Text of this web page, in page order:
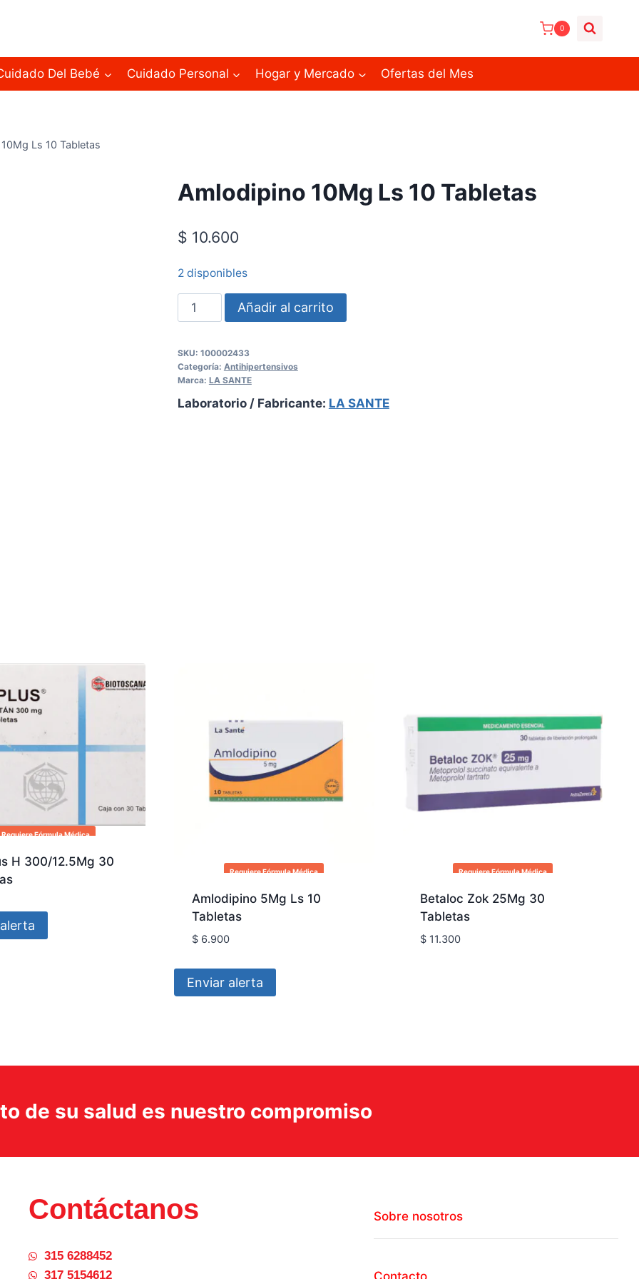
0
Del Bebé Cuidado Personal Hogar y Mercado Ofertas del Mes
Ls 10 Tabletas
Amlodipino 10Mg Ls 10 Tabletas
$ 10.600
2 disponibles
Añadir al carrito
SKU: 100002433
Categoría: Antihipertensivos
Marca: LA SANTE
Laboratorio / Fabricante: LA SANTE
Requiere Fórmula Médica
H 300/12.5Mg 30
Requiere Fórmula Médica
Amlodipino 5Mg Ls 10
Tabletas
$6.900
Enviar alerta
Requiere Fórmula Médica
Betaloc Zok 25Mg 30
Tabletas
$ 11.300
de su salud es nuestro compromiso
Contáctanos
315 6288452
317 5154612
Sobre nosotros